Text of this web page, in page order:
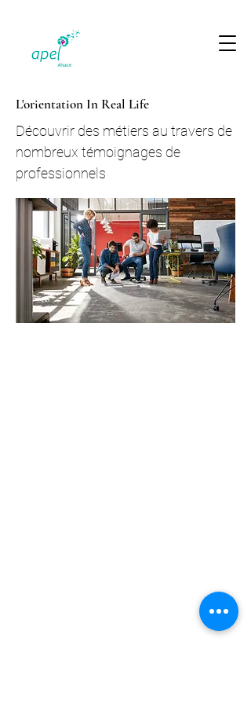
L'orientation In Real Life
Découvrir des métiers au travers de
nombreux témoignages de
professionnels